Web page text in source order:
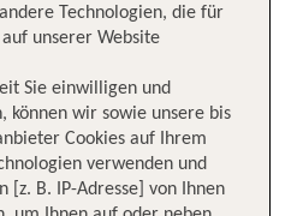
Laguneninsel: Idylle und
in weitläufiger
Historisches
Technologien, die für
unserer Website
Sie einwilligen und
können wir sowie unsere bis
Cookies auf Ihrem
verwenden und
[z. B. IP-Adresse] von Ihnen